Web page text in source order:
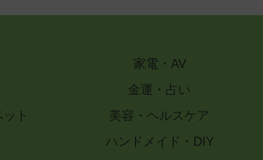
家電・AV
金運・占い
ト
美容・ヘルスケア
ハンドメイド・DIY